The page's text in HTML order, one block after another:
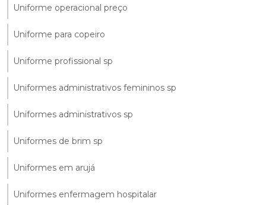
Uniforme operacional preço
Uniforme para copeiro
Uniforme profissional sp
Uniformes administrativos femininos sp
Uniformes administrativos sp
Uniformes de brim sp
Uniformes em arujá
Uniformes enfermagem hospitalar